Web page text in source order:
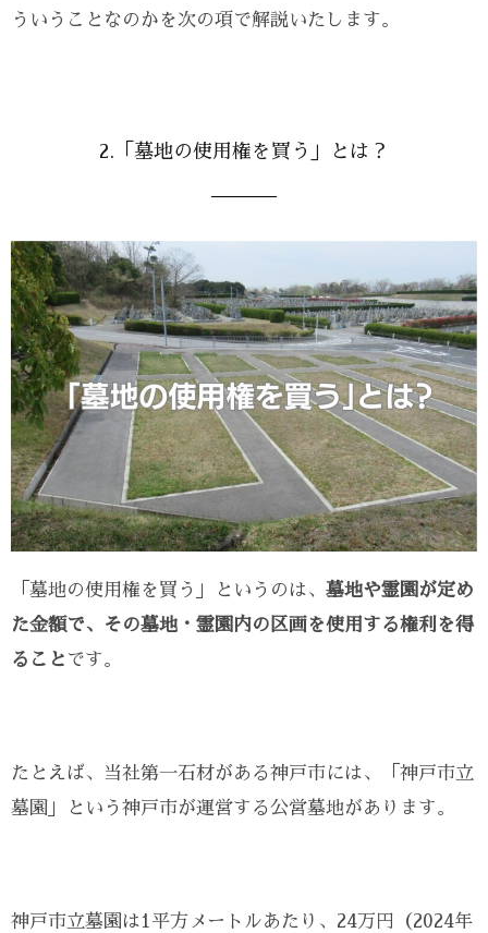
ういうことなのかを次の項で解説いたします。
2.「墓地の使用権を買う」とは？
「墓地の使用権を買う」というのは、 墓地や霊園が定め
た金額で、その墓地・霊園内の区画を使用する権利を得
ること です。
たとえば、当社第一石材がある神戸市には、「神戸市立
墓園」という神戸市が運営する公営墓地があります。
神戸市立墓園は1平方メートルあたり、24万円（2024年